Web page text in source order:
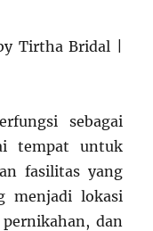
sebagai
tempat untuk
fasilitas yang
menjadi lokasi
dan